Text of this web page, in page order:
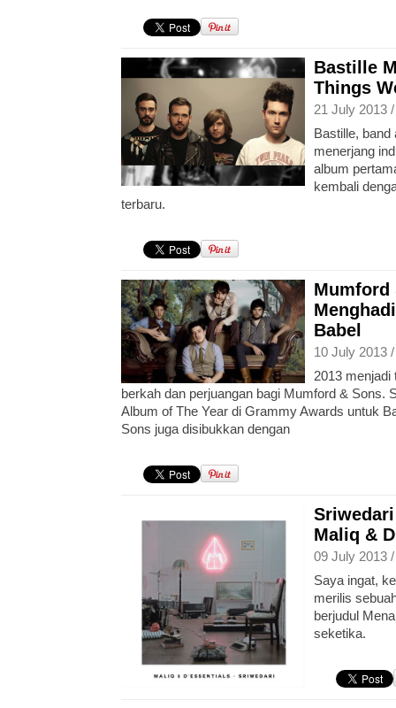
Bastille
Things
21 July 2013
Bastille,
menerjang
album
kembali
terbaru.
Mumford
Babel
10 July 2013
2013 menjadi
berkah dan perjuangan bagi Mumford & Sons.
Album of The Year di Grammy Awards untuk
Sons juga disibukkan dengan
Maliq &
09 July 2013
Saya ingat,
merilis
berjudul
seketika.